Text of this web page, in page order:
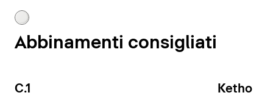
Abbinamenti consigliati
C.1 Ketho